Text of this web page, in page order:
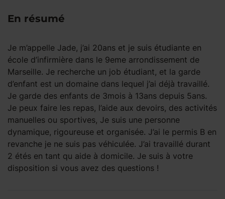
En résumé
Je m’appelle Jade, j’ai 20ans et je suis étudiante en
école d’infirmière dans le 9eme arrondissement de
Marseille. Je recherche un job étudiant, et la garde
d’enfant est un domaine dans lequel j’ai déjà travaillé.
Je garde des enfants de 3mois à 13ans depuis 5ans.
Je peux faire les repas, l’aide aux devoirs, des activités
manuelles ou sportives, Je suis une personne
dynamique, rigoureuse et organisée. J’ai le permis B en
revanche je ne suis pas véhiculée. J’ai travaillé durant
2 étés en tant qu aide à domicile. Je suis à votre
disposition si vous avez des questions !